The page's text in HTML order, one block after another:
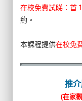
在校免費試睇：首
約。
本課程提供在校免
推介
(在家